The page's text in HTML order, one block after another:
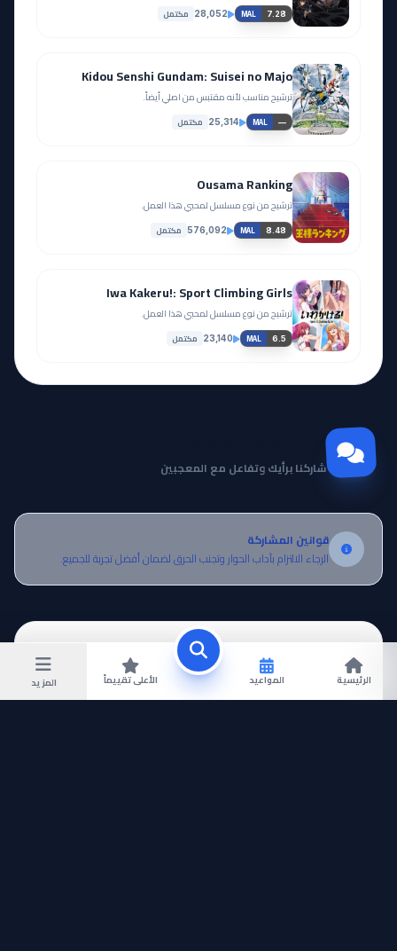
الرئيسية المواعيد الأعلى تقييماً المزيد
MAL 7.28
28,052 مكتمل
Kidou Senshi Gundam: Suisei no Majo
ترشيح مناسب لأنه مقتبس من اصلي أيضاً.
MAL —
25,314 مكتمل
Ousama Ranking
ترشيح من نوع مسلسل لمحبي هذا العمل.
MAL 8.48
576,092 مكتمل
Iwa Kakeru!: Sport Climbing Girls
ترشيح من نوع مسلسل لمحبي هذا العمل.
MAL 6.5
23,140 مكتمل
مجتمع Otanyuu
شاركنا برأيك وتفاعل مع المعجبين
قوانين المشاركة
الرجاء الالتزام بآداب الحوار وتجنب الحرق لضمان أفضل تجربة للجميع.